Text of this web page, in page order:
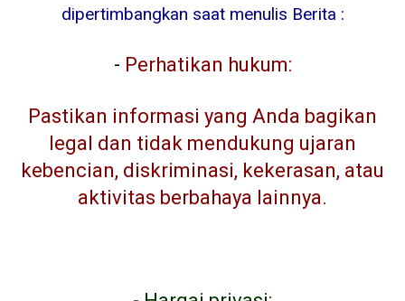
dipertimbangkan saat menulis Berita :
- Perhatikan hukum:
Pastikan informasi yang Anda bagikan
legal dan tidak mendukung ujaran
kebencian, diskriminasi, kekerasan, atau
aktivitas berbahaya lainnya.